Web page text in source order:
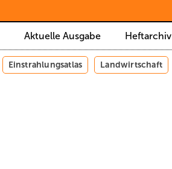
Aktuelle Ausgabe Heftarchiv
Einstrahlungsatlas Landwirtschaft